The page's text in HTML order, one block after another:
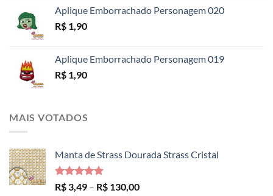
Aplique Emborrachado Personagem 020
R$ 1,90
Aplique Emborrachado Personagem 019
R$ 1,90
MAIS VOTADOS
Manta de Strass Dourada Strass Cristal
Avaliação
R$ 3,49 – R$ 130,00Faixa